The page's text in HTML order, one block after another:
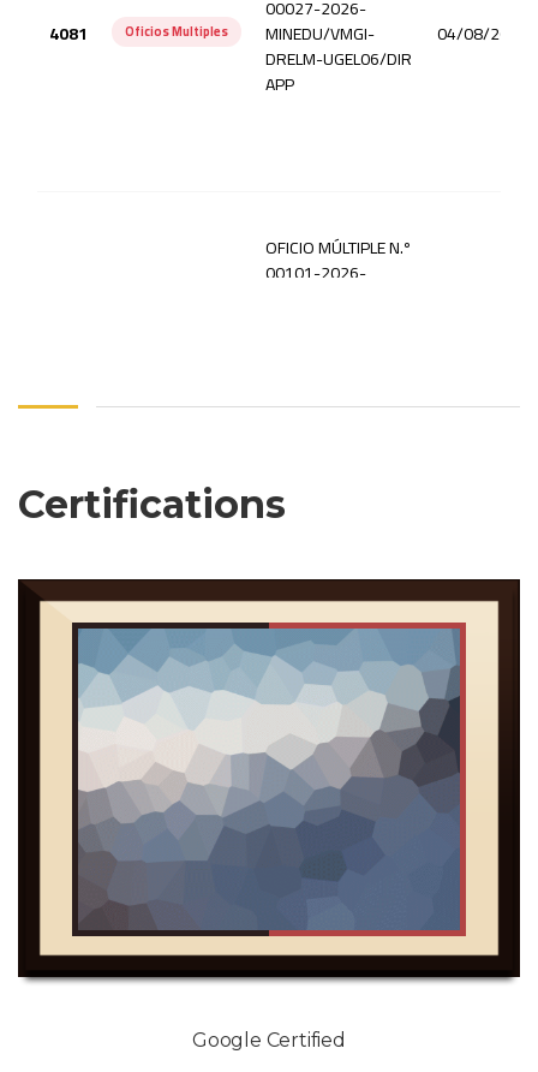
Certifications
Google Certified